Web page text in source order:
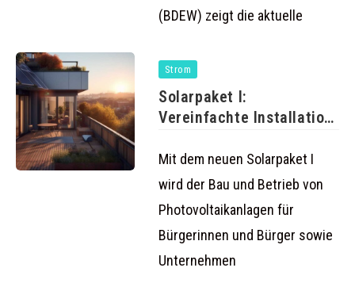
(BDEW) zeigt die aktuelle
Strom
Solarpaket I:
Vereinfachte Installation
und mehr
Mit dem neuen Solarpaket I
wird der Bau und Betrieb von
Photovoltaikanlagen für
Bürgerinnen und Bürger sowie
Unternehmen